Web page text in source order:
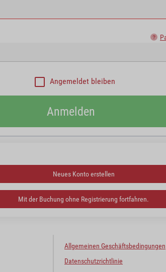
Angemeldet bleiben
Anmelden
Neues Konto erstellen
Mit der Buchung ohne Registrierung fortfahren.
Allgemeinen Geschäftsbedingungen
Datenschutzrichtlinie